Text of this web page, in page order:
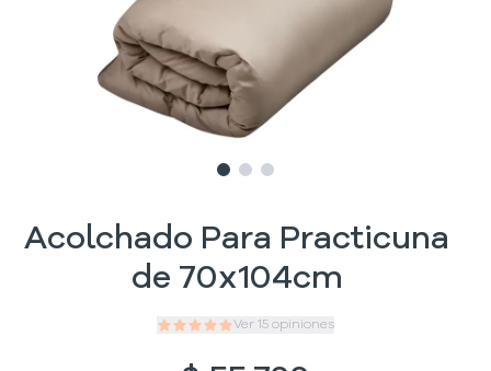
Slide1
SlideSlide
Acolchado Para Practicuna
de 70x104cm
Ver 15 opiniones